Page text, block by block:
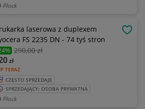
Płock
laserowa z duplexem
FS 2235 DN - 74 tyś stron
290,00 zł
TERAZ
zł
CZĘSTO SPRZEDAJE
SPRZEDAJĄCY: OSOBA PRYWATNA
Płock